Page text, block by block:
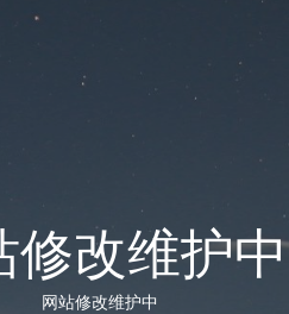
修改维护中
网站修改维护中